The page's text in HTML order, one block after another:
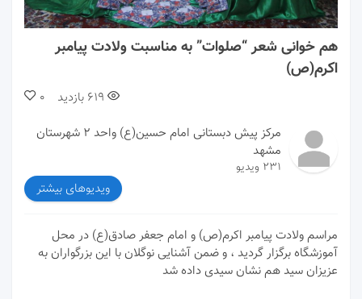
00:00 00:00
هم خوانی شعر “صلوات” به مناسبت ولادت پیامبر
اکرم(ص)
0 619 بازدید
مرکز پیش دبستانی امام حسین(ع) واحد ۲ شهرستان
مشهد
231 ویدیو
ویدیوهای بیشتر
مراسم ولادت پیامبر اکرم(ص) و امام جعفر صادق(ع) در محل
آموزشگاه برگزار گردید ، و ضمن آشنایی نوگلان با این بزرگواران به
عزیزان سید هم نشان سیدی داده شد